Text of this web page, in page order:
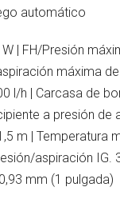
automático
| FH/Presión
máxima
l/h | Carcasa de
a presión de
m | Temperatura
aspiración IG.
mm (1 pulgada)